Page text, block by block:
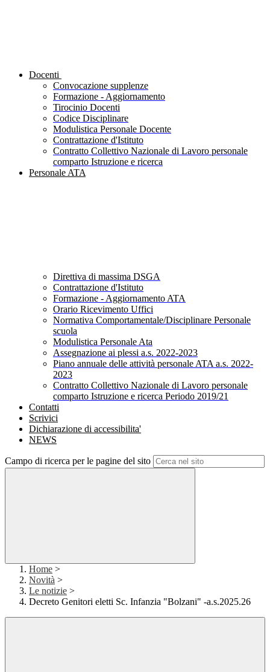
Docenti
Convocazione supplenze
Formazione - Aggiornamento
Tirocinio Docenti
Codice Disciplinare
Modulistica Personale Docente
Contrattazione d'Istituto
Contratto Collettivo Nazionale di Lavoro personale
comparto Istruzione e ricerca
Personale ATA
Direttiva di massima DSGA
Contrattazione d'Istituto
Formazione - Aggiornamento ATA
Orario Ricevimento Uffici
Normativa Comportamentale/Disciplinare Personale
scuola
Modulistica Personale Ata
Assegnazione ai plessi a.s. 2022-2023
Piano annuale delle attività personale ATA a.s. 2022-
2023
Contratto Collettivo Nazionale di Lavoro personale
comparto Istruzione e ricerca Periodo 2019/21
Contatti
Scrivici
Dichiarazione di accessibilita'
NEWS
Campo di ricerca per le pagine del sito
Home >
Novità >
Le notizie >
Decreto Genitori eletti Sc. Infanzia "Bolzani" -a.s.2025.26